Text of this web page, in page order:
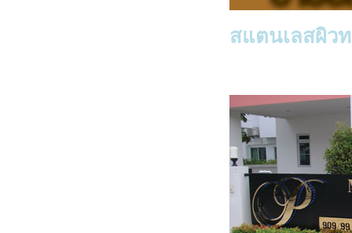
สแตนเลสผิว